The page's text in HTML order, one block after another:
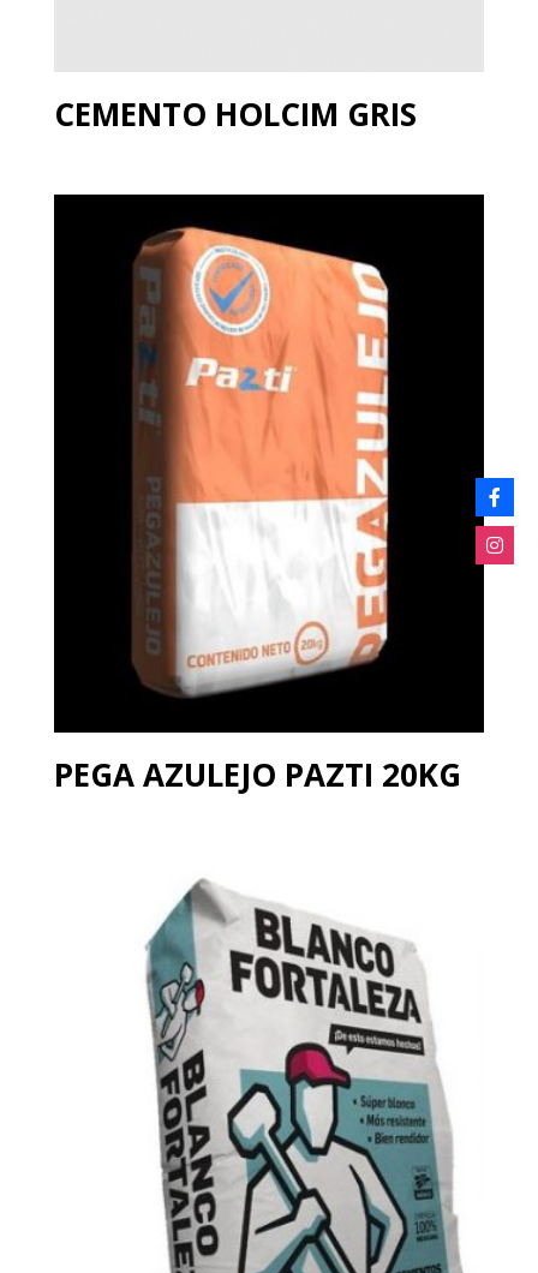
CEMENTO HOLCIM GRIS
PEGA AZULEJO PAZTI 20KG